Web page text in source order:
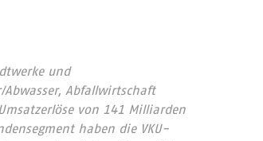
und
Abfallwirtschaft
von 141 Milliarden
haben die VKU-